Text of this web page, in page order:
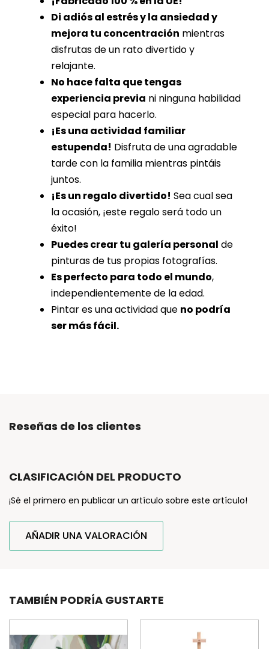
Di adiós al estrés y la ansiedad y
mejora tu concentración mientras
disfrutas de un rato divertido y
relajante.
No hace falta que tengas
experiencia previa ni ninguna habilidad
especial para hacerlo.
¡Es una actividad familiar
estupenda! Disfruta de una agradable
tarde con la familia mientras pintáis
juntos.
¡Es un regalo divertido! Sea cual sea
la ocasión, ¡este regalo será todo un
éxito!
Puedes crear tu galería personal de
pinturas de tus propias fotografías.
Es perfecto para todo el mundo,
independientemente de la edad.
Pintar es una actividad que no podría
ser más fácil.
Reseñas de los clientes
CLASIFICACIÓN DEL PRODUCTO
¡Sé el primero en publicar un artículo sobre este artículo!
AÑADIR UNA VALORACIÓN
TAMBIÉN PODRÍA GUSTARTE